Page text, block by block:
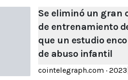
Se eliminó un gran
de entrenamiento
que un estudio
de abuso infantil
cointelegraph.com · 2023